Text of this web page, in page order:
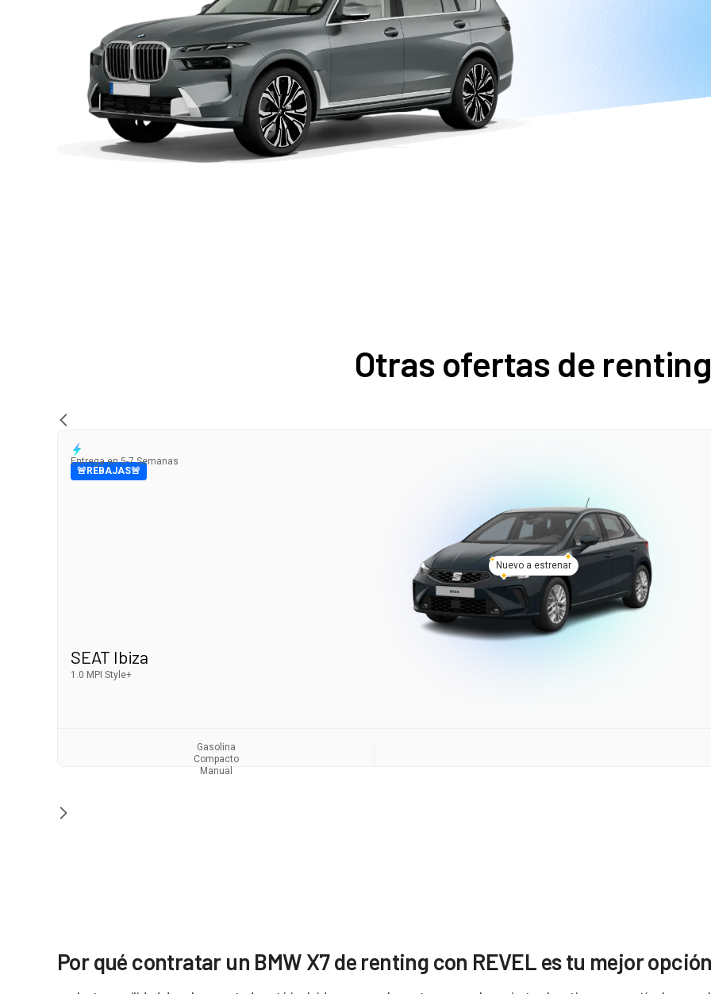
Otras ofertas de renting
Entrega en 5-7 Semanas
🚨REBAJAS🚨
Nuevo a estrenar
SEAT Ibiza
1.0 MPI Style+
Gasolina
Compacto
Manual
Por qué contratar un BMW X7 de renting con REVEL es tu mejor opción